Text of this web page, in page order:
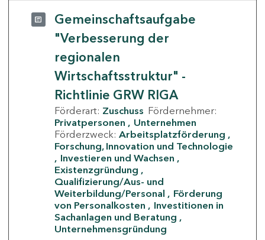
Gemeinschaftsaufgabe
"Verbesserung der
regionalen
Wirtschaftsstruktur" -
Richtlinie GRW RIGA
Förderart: Zuschuss Fördernehmer:
Privatpersonen
Unternehmen
Förderzweck: Arbeitsplatzförderung
Forschung, Innovation und Technologie
Investieren und Wachsen
Existenzgründung
Qualifizierung/Aus- und
Weiterbildung/Personal
Förderung
von Personalkosten
Investitionen in
Sachanlagen und Beratung
Unternehmensgründung